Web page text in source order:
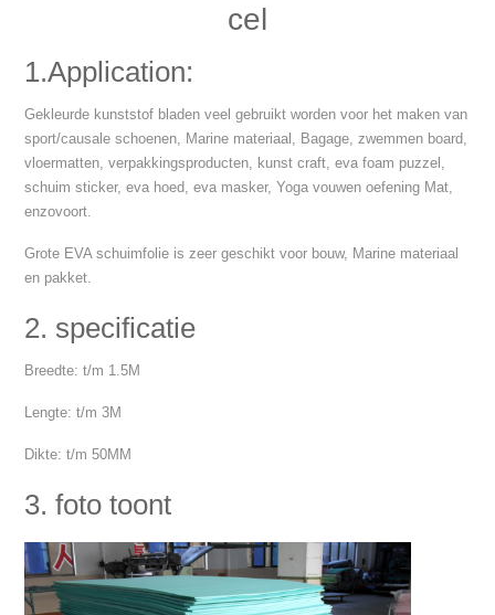
cel
1.Application:
Gekleurde kunststof bladen veel gebruikt worden voor het maken van
sport/causale schoenen, Marine materiaal, Bagage, zwemmen board,
vloermatten, verpakkingsproducten, kunst craft, eva foam puzzel,
schuim sticker, eva hoed, eva masker, Yoga vouwen oefening Mat,
enzovoort.
Grote EVA schuimfolie is zeer geschikt voor bouw, Marine materiaal
en pakket.
2. specificatie
Breedte: t/m 1.5M
Lengte: t/m 3M
Dikte: t/m 50MM
3. foto toont